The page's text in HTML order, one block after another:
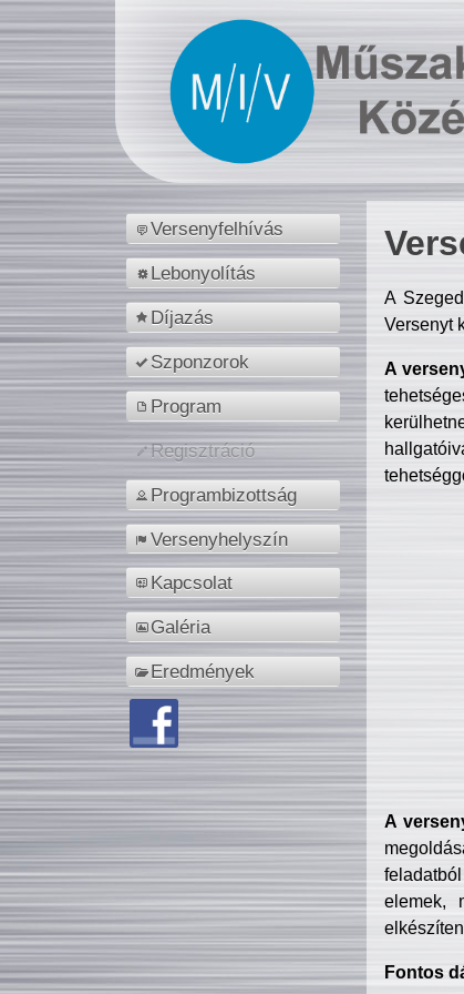
Versenyfelhívás
Lebonyolítás
Díjazás
Szponzorok
Program
Regisztráció
Programbizottság
Versenyhelyszín
Kapcsolat
Galéria
Eredmények
A
Versenyt
A
A
elemek,
Fontos